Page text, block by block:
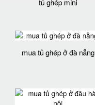
tủ ghép mini
mua tủ ghép ở đà nẵng